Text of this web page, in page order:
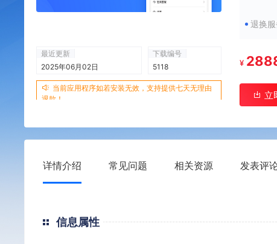
最近更新
2025年06月02日
下载编号
5118
当前应用程序如若安装无效，支持提供七天无理由
退款！
退换
¥
立
详情介绍 常见问题 相关资源 发表评
信息属性